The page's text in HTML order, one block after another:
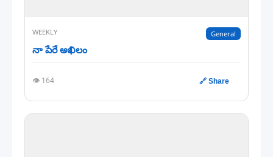
WEEKLY General
నా పేరే అఖిలం
👁️ 164 🔗 Share